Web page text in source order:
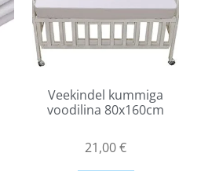
Veekindel kummiga
voodilina 80x160cm
21,00€